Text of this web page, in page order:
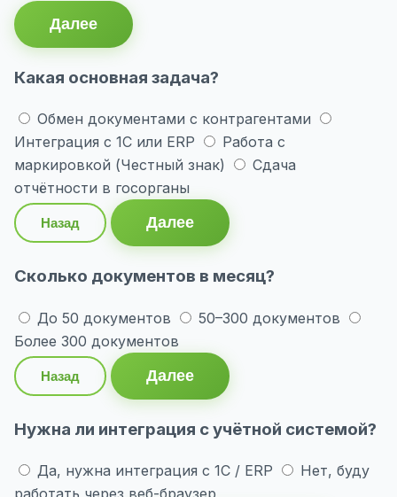
Далее
Какая основная задача?
Обмен документами с контрагентами
Интеграция с 1С или ERP
Работа с
маркировкой (Честный знак)
Сдача
отчётности в госорганы
Назад Далее
Сколько документов в месяц?
До 50 документов
50–300 документов
Более 300 документов
Назад Далее
Нужна ли интеграция с учётной системой?
Да, нужна интеграция с 1С / ERP
Нет, буду